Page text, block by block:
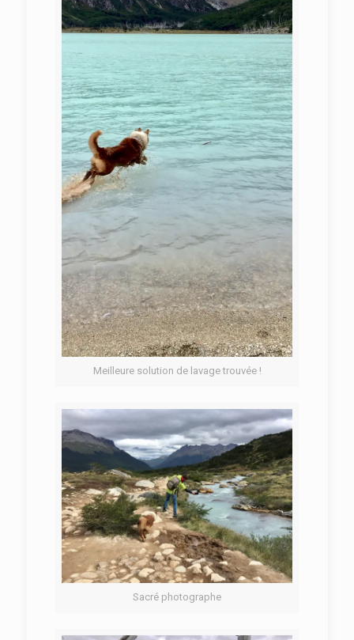
Meilleure solution de lavage trouvée !
Sacré photographe